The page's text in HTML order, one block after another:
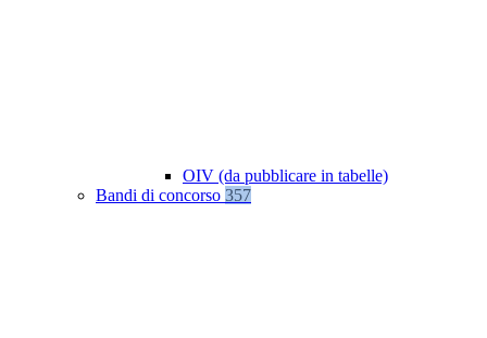
OIV (da pubblicare in tabelle)
Bandi di concorso 357